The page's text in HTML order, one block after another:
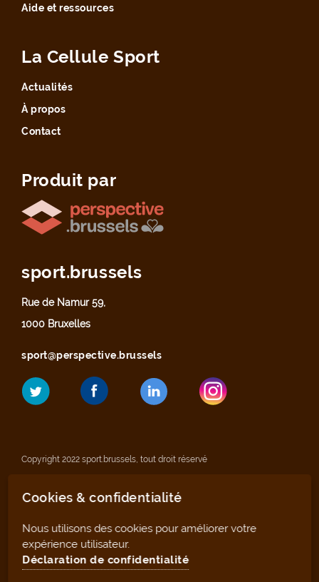
Aide et ressources
La Cellule Sport
Actualités
À propos
Contact
Produit par
sport.brussels
Rue de Namur 59,
1000 Bruxelles
sport@perspective.brussels
Copyright 2022 sport.brussels, tout droit réservé
Mentions légales
Déclaration de confidentialité
Plan du site
Cookies & confidentialité
Nous utilisons des cookies pour améliorer votre
expérience utilisateur.
Déclaration de confidentialité